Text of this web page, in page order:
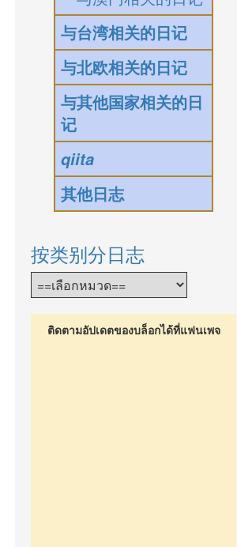
与台湾相关的日记
与北欧相关的日记
与其他国家相关的日
记
qiita
其他日志
按类别分日志
ติดตามอัปเดตของบล็อกได้ที่แฟนเพจ